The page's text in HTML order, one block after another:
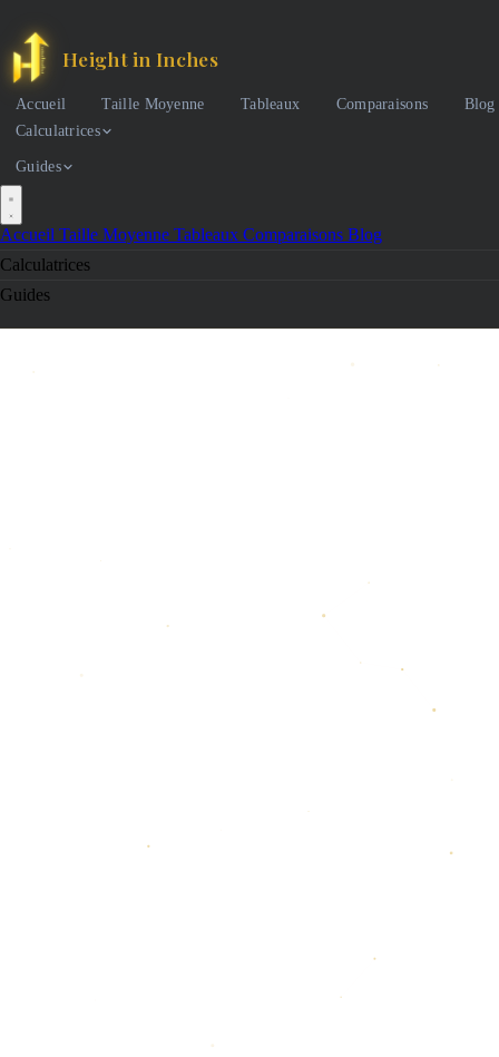
Height in Inches
Accueil Taille Moyenne Tableaux Comparaisons
Blog
Calculatrices
Guides
Accueil Taille Moyenne Tableaux Comparaisons Blog
Calculatrices
Guides